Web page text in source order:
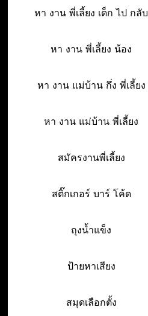
หา งาน พี่เลี้ยง เด็ก ไป กลับ
หา งาน พี่เลี้ยง น้อง
หา งาน แม่บ้าน กึ่ง พี่เลี้ยง
หา งาน แม่บ้าน พี่เลี้ยง
สมัครงานพี่เลี้ยง
สติ๊กเกอร์ บาร์ โค้ด
ถุงน้ำแข็ง
ป้ายหาเสียง
สมุดเลือกตั้ง